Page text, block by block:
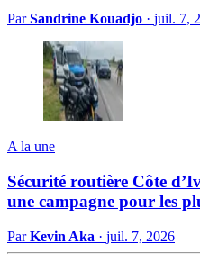
ParSandrine Kouadjo · juil. 7,
A la une
Sécurité routière Côte
une campagne pour les
ParKevin Aka · juil. 7, 2026